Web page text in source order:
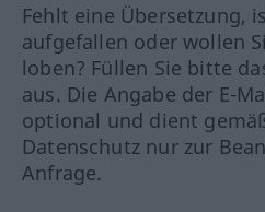
Fehlt eine Übersetzung,
aufgefallen oder wollen
loben? Füllen Sie bitte
aus. Die Angabe der E-
optional und dient
Datenschutz nur zur
Anfrage.